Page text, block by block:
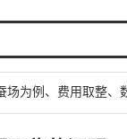
场为例、费用取整、